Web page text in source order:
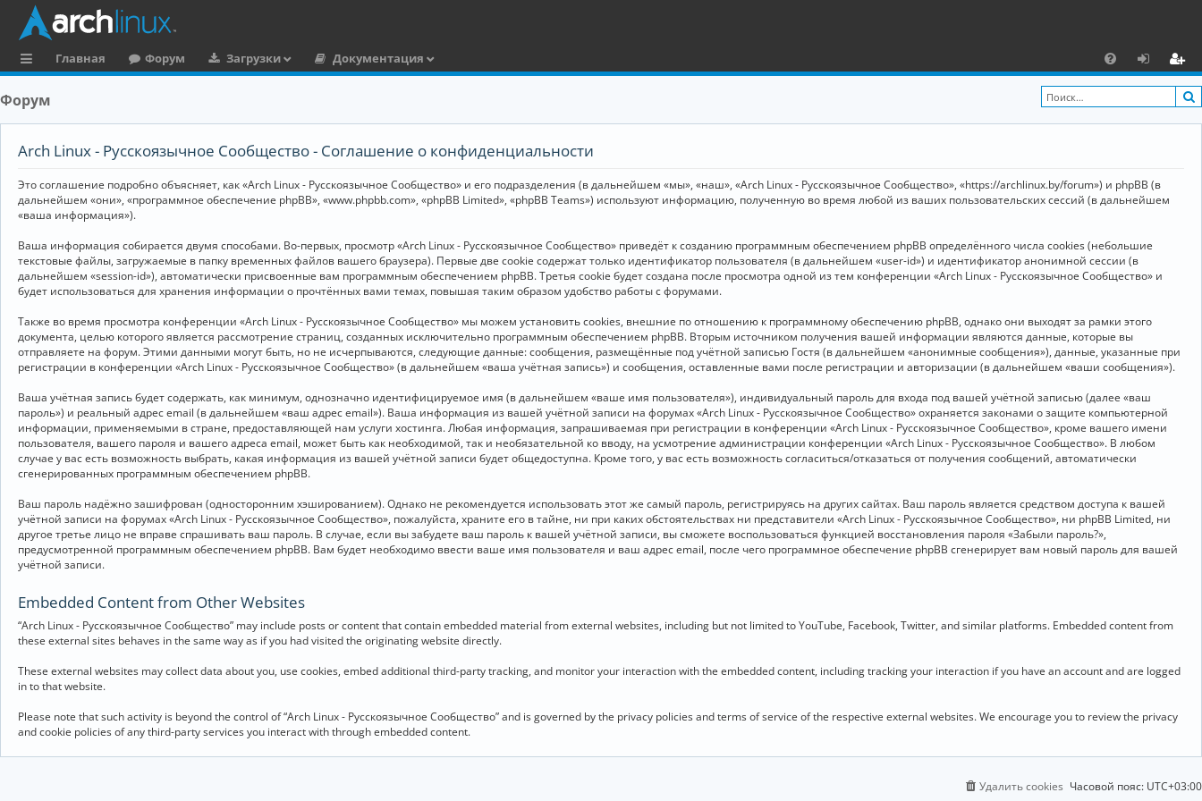
ы
и
Главная Форум Загрузки
Документация
F
A
х
о
ег
и
Форум
Arch Linux - Русскоязычное Сообщество - Соглашение о конфиденциальности
Это соглашение подробно объясняет, как «Arch Linux - Русскоязычное Сообщество» и его подразделения (в дальнейшем «мы», «наш», «Arch Linux - Русскоязычное Сообщество», «https://archlinux.by/forum») и phpBB (в
дальнейшем «они», «программное обеспечение phpBB», «www.phpbb.com», «phpBB Limited», «phpBB Teams») используют информацию, полученную во время любой из ваших пользовательских сессий (в дальнейшем
«ваша информация»).
Ваша информация собирается двумя способами. Во-первых, просмотр «Arch Linux - Русскоязычное Сообщество» приведёт к созданию программным обеспечением phpBB определённого числа cookies (небольшие
текстовые файлы, загружаемые в папку временных файлов вашего браузера). Первые две cookie содержат только идентификатор пользователя (в дальнейшем «user-id») и идентификатор анонимной сессии (в
дальнейшем «session-id»), автоматически присвоенные вам программным обеспечением phpBB. Третья cookie будет создана после просмотра одной из тем конференции «Arch Linux - Русскоязычное Сообщество» и
будет использоваться для хранения информации о прочтённых вами темах, повышая таким образом удобство работы с форумами.
Также во время просмотра конференции «Arch Linux - Русскоязычное Сообщество» мы можем установить cookies, внешние по отношению к программному обеспечению phpBB, однако они выходят за рамки этого
документа, целью которого является рассмотрение страниц, созданных исключительно программным обеспечением phpBB. Вторым источником получения вашей информации являются данные, которые вы
отправляете на форум. Этими данными могут быть, но не исчерпываются, следующие данные: сообщения, размещённые под учётной записью Гостя (в дальнейшем «анонимные сообщения»), данные, указанные при
регистрации в конференции «Arch Linux - Русскоязычное Сообщество» (в дальнейшем «ваша учётная запись») и сообщения, оставленные вами после регистрации и авторизации (в дальнейшем «ваши сообщения»).
Ваша учётная запись будет содержать, как минимум, однозначно идентифицируемое имя (в дальнейшем «ваше имя пользователя»), индивидуальный пароль для входа под вашей учётной записью (далее «ваш
пароль») и реальный адрес email (в дальнейшем «ваш адрес email»). Ваша информация из вашей учётной записи на форумах «Arch Linux - Русскоязычное Сообщество» охраняется законами о защите компьютерной
информации, применяемыми в стране, предоставляющей нам услуги хостинга. Любая информация, запрашиваемая при регистрации в конференции «Arch Linux - Русскоязычное Сообщество», кроме вашего имени
пользователя, вашего пароля и вашего адреса email, может быть как необходимой, так и необязательной ко вводу, на усмотрение администрации конференции «Arch Linux - Русскоязычное Сообщество». В любом
случае у вас есть возможность выбрать, какая информация из вашей учётной записи будет общедоступна. Кроме того, у вас есть возможность согласиться/отказаться от получения сообщений, автоматически
сгенерированных программным обеспечением phpBB.
Ваш пароль надёжно зашифрован (односторонним хэшированием). Однако не рекомендуется использовать этот же самый пароль, регистрируясь на других сайтах. Ваш пароль является средством доступа к вашей
учётной записи на форумах «Arch Linux - Русскоязычное Сообщество», пожалуйста, храните его в тайне, ни при каких обстоятельствах ни представители «Arch Linux - Русскоязычное Сообщество», ни phpBB Limited, ни
другое третье лицо не вправе спрашивать ваш пароль. В случае, если вы забудете ваш пароль к вашей учётной записи, вы сможете воспользоваться функцией восстановления пароля «Забыли пароль?»,
предусмотренной программным обеспечением phpBB. Вам будет необходимо ввести ваше имя пользователя и ваш адрес email, после чего программное обеспечение phpBB сгенерирует вам новый пароль для вашей
учётной записи.
Embedded Content from Other Websites
“Arch Linux - Русскоязычное Сообщество” may include posts or content that contain embedded material from external websites, including but not limited to YouTube, Facebook, Twitter, and similar platforms. Embedded content from
these external sites behaves in the same way as if you had visited the originating website directly.
These external websites may collect data about you, use cookies, embed additional third-party tracking, and monitor your interaction with the embedded content, including tracking your interaction if you have an account and are logged
in to that website.
Please note that such activity is beyond the control of “Arch Linux - Русскоязычное Сообщество” and is governed by the privacy policies and terms of service of the respective external websites. We encourage you to review the privacy
and cookie policies of any third-party services you interact with through embedded content.
Часовой пояс: UTC+03:00
Удалить cookies